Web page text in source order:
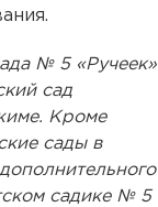
№ 5 «Ручеек»
сад
Кроме
сады в
садике № 5